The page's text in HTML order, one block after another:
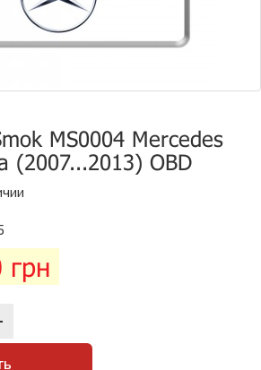
MS0004 Mercedes
(2007...2013) OBD
грн